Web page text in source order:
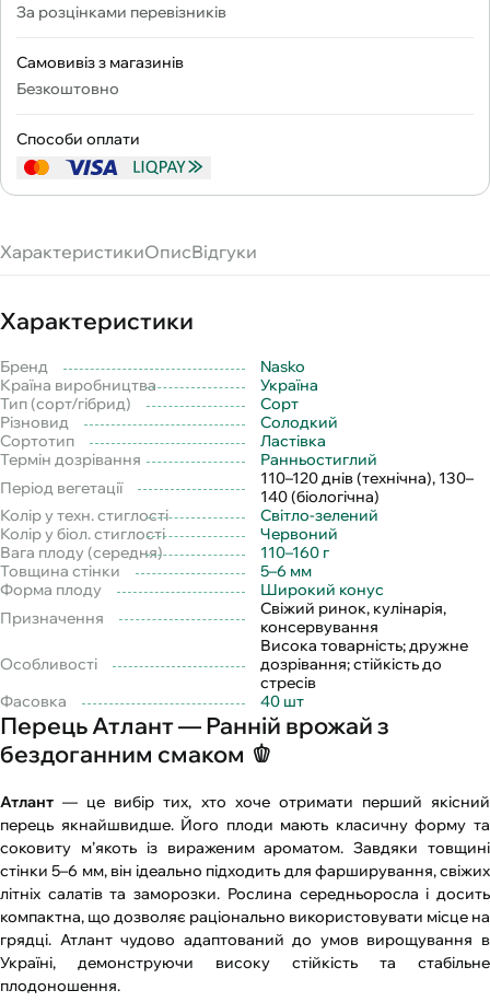
За розцінками перевізників
Самовивіз з магазинів
Безкоштовно
Способи оплати
ХарактеристикиОписВідгуки
Характеристики
Бренд
Nasko
Країна виробництва
Україна
Тип (сорт/гібрид)
Сорт
Різновид
Солодкий
Сортотип
Ластівка
Термін дозрівання
Ранньостиглий
Період вегетації
110–120 днів (технічна), 130–
140 (біологічна)
Колір у техн. стиглості
Світло-зелений
Колір у біол. стиглості
Червоний
Вага плоду (середня)
110–160 г
Товщина стінки
5–6 мм
Форма плоду
Широкий конус
Призначення
Свіжий ринок, кулінарія,
консервування
Особливості
Висока товарність; дружне
дозрівання; стійкість до
стресів
Фасовка
40 шт
Перець Атлант — Ранній врожай з
бездоганним смаком 🫑
Атлант — це вибір тих, хто хоче отримати перший якісний
перець якнайшвидше. Його плоди мають класичну форму та
соковиту м’якоть із вираженим ароматом. Завдяки товщині
стінки 5–6 мм, він ідеально підходить для фарширування, свіжих
літніх салатів та заморозки. Рослина середньоросла і досить
компактна, що дозволяє раціонально використовувати місце на
грядці. Атлант чудово адаптований до умов вирощування в
Україні, демонструючи високу стійкість та стабільне
плодоношення.